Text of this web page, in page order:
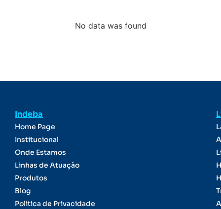
No data was found
Indeba
Home Page
Institucional
Onde Estamos
Linhas de Atuação
Produtos
Blog
Politica de Privacidade